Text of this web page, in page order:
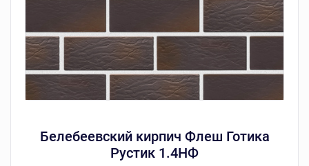
Белебеевский кирпич Флеш Готика
Рустик 1.4НФ